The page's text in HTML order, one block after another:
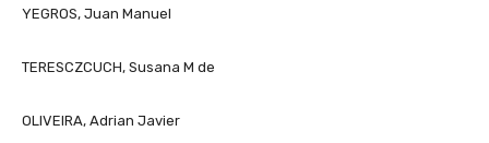
YEGROS, Juan Manuel
TERESCZCUCH, Susana M de
OLIVEIRA, Adrian Javier